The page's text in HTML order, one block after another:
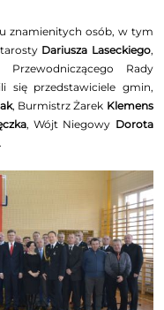
znamienitych osób, w tym
Dariusza Laseckiego,
Rady
się przedstawiciele gmin,
, Burmistrz Żarek Klemens
, Wójt Niegowy Dorota
.